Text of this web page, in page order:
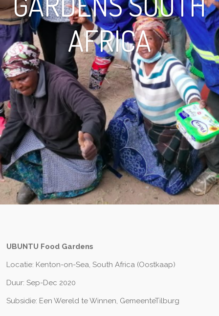
AFRICA
UBUNTU Food Gardens
Locatie: Kenton-on-Sea, South Africa (Oostkaap)
Duur: Sep-Dec 2020
Subsidie: Een Wereld te Winnen, GemeenteTilburg